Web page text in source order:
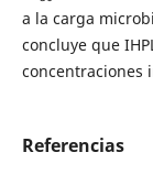
a la carga
concluye que
concentraciones
Referencias